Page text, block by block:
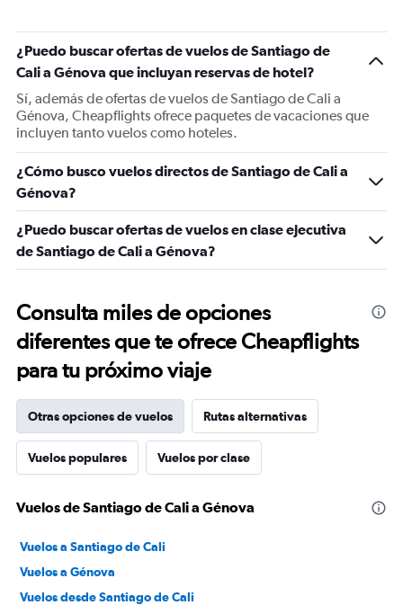
¿Puedo buscar ofertas de vuelos de Santiago de
Cali a Génova que incluyan reservas de hotel?
Sí, además de ofertas de vuelos de Santiago de Cali a
Génova, Cheapflights ofrece paquetes de vacaciones que
incluyen tanto vuelos como hoteles.
¿Cómo busco vuelos directos de Santiago de Cali a
Génova?
¿Puedo buscar ofertas de vuelos en clase ejecutiva
de Santiago de Cali a Génova?
Consulta miles de opciones
diferentes que te ofrece Cheapflights
para tu próximo viaje
Otras opciones de vuelos Rutas alternativas
Vuelos populares Vuelos por clase
Vuelos de Santiago de Cali a Génova
Vuelos a Santiago de Cali
Vuelos a Génova
Vuelos desde Santiago de Cali